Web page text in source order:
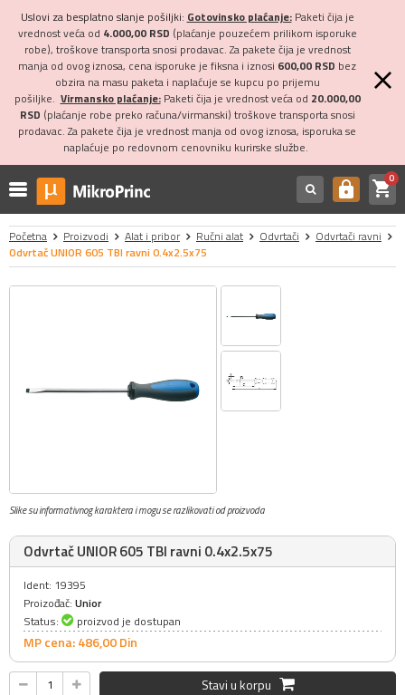
Uslovi za besplatno slanje pošiljki: Gotovinsko plaćanje:Paketi čija je
vrednost veća od 4.000,00 RSD (plaćanje pouzećem prilikom isporuke
robe), troškove transporta snosi prodavac. Za pakete čija je vrednost
manja od ovog iznosa, cena isporuke je fiksna i iznosi 600,00 RSD bez
obzira na masu paketa i naplaćuje se kupcu po prijemu
pošiljke. Virmansko plaćanje:Paketi čija je vrednost veća od 20.000,00
RSD (plaćanje robe preko računa/virmanski) troškove transporta snosi
prodavac. Za pakete čija je vrednost manja od ovog iznosa, isporuka se
naplaćuje po redovnom cenovniku kurirske službe.
https shopping_cart0
Početna Proizvodi Alat i pribor Ručni alat Odvrtači
Odvrtači ravni
Odvrtač UNIOR 605 TBI ravni 0.4x2.5x75
Slike su informativnog karaktera i mogu se razlikovati od proizvoda
Odvrtač UNIOR 605 TBI ravni 0.4x2.5x75
Ident: 19395
Proizođač: Unior
Status:
proizvod je dostupan
MP cena: 486,00Din
Stavi u korpu